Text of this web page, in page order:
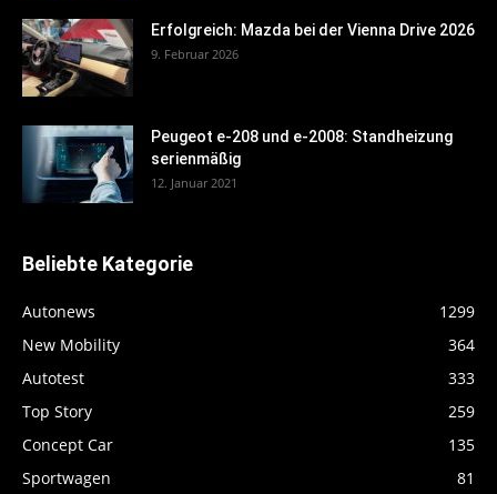
Erfolgreich: Mazda bei der Vienna Drive 2026
9. Februar 2026
Peugeot e-208 und e-2008: Standheizung
serienmäßig
12. Januar 2021
Beliebte Kategorie
Autonews
1299
New Mobility
364
Autotest
333
Top Story
259
Concept Car
135
Sportwagen
81